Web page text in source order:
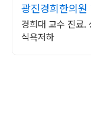
광진경희한의원
경희대 교수 진료.
식욕저하